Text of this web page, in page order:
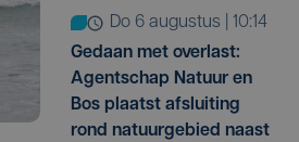
do 6 augustus | 10:14
Gedaan met overlast:
Agentschap Natuur en
Bos plaatst afsluiting
rond natuurgebied naast